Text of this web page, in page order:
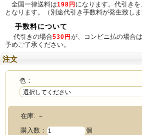
▲黄 ▲灰
全国一律送料は198円 になります。代引き
となります。（別途代引き手数料が発生致しま
手数料について
代引きの場合530円 が、コンビニ払の場合は
予めご了承ください。
注文
色：
在庫: －
購入数：
個